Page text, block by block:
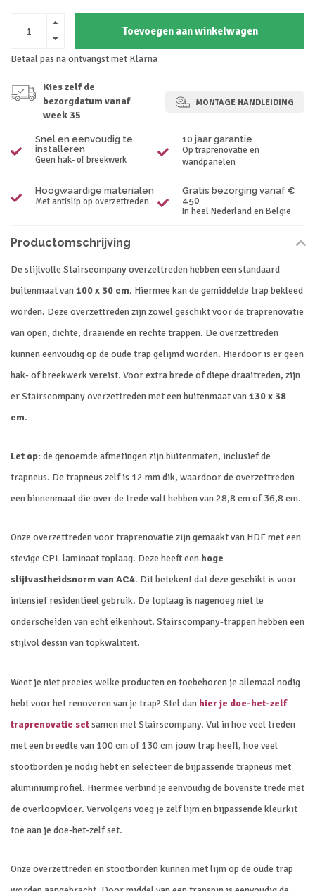
Toevoegen aan winkelwagen
Betaal pas na ontvangst met Klarna
Kies zelf de
bezorgdatum vanaf
week 35
MONTAGE HANDLEIDING
Snel en eenvoudig te
installeren
Geen hak- of breekwerk
10 jaar garantie
Op traprenovatie en
wandpanelen
Hoogwaardige materialen
Met antislip op overzettreden
Gratis bezorging vanaf €
450
In heel Nederland en België
Productomschrijving
De stijlvolle Stairscompany overzettreden hebben een standaard
buitenmaat van100 x 30 cm. Hiermee kan de gemiddelde trap bekleed
worden. Deze overzettreden zijn zowel geschikt voor de traprenovatie
van open, dichte, draaiende en rechte trappen. De overzettreden
kunnen eenvoudig op de oude trap gelijmd worden. Hierdoor is er geen
hak- of breekwerk vereist. Voor extra brede of diepe draaitreden, zijn
er Stairscompany overzettreden met een buitenmaat van130 x 38
cm.
Let op:de genoemde afmetingen zijn buitenmaten, inclusief de
trapneus. De trapneus zelf is 12 mm dik, waardoor de overzettreden
een binnenmaat die over de trede valt hebben van 28,8 cm of 36,8 cm.
Onze overzettreden voor traprenovatie zijn gemaakt van HDF met een
stevige CPL laminaat toplaag. Deze heeft een hoge
slijtvastheidsnorm van AC4. Dit betekent dat deze geschikt is voor
intensief residentieel gebruik. De toplaag is nagenoeg niet te
onderscheiden van echt eikenhout. Stairscompany-trappen hebben een
stijlvol dessin van topkwaliteit.
Weet je niet precies welke producten en toebehoren je allemaal nodig
hebt voor het renoveren van je trap? Stel dan hier je doe-het-zelf
traprenovatie setsamen met Stairscompany. Vul in hoe veel treden
met een breedte van 100 cm of 130 cm jouw trap heeft, hoe veel
stootborden je nodig hebt en selecteer de bijpassende trapneus met
aluminiumprofiel. Hiermee verbind je eenvoudig de bovenste trede met
de overloopvloer. Vervolgens voeg je zelf lijm en bijpassende kleurkit
toe aan je doe-het-zelf set.
Onze overzettreden en stootborden kunnen met lijm op de oude trap